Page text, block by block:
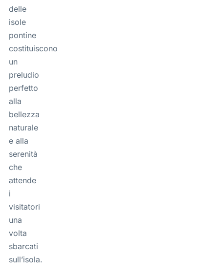
delle
isole
pontine
costituiscono
un
preludio
perfetto
alla
bellezza
naturale
e alla
serenità
che
attende
i
visitatori
una
volta
sbarcati
sull’isola.